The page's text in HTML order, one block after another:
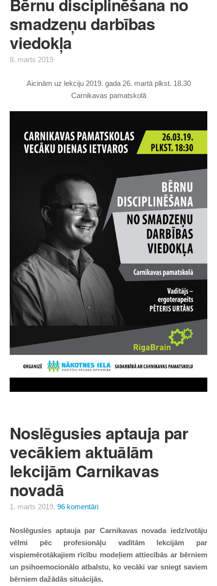
Bērnu disciplinēšana no
smadzeņu darbības
viedokļa
8. marts 2019
Aicinām uz lekciju 2019. gada 26. martā plkst. 18.30
Carnikavas pamatskolā
Noslēgusies aptauja par
vecākiem aktuālām
lekcijām Carnikavas
novadā
1. marts 2019, 96 komentāri
Noslēgusies aptauja par Carnikavas novada iedzīvotāju
vēlmi pēc profesionāļu vadītām lekcijām par
vispiemērotākajiem rīcību modeļiem attiecībās ar bērniem
un psihoemocionālo atbalstu, ko vecāki var sniegt saviem
bērniem dažādās situācijās.